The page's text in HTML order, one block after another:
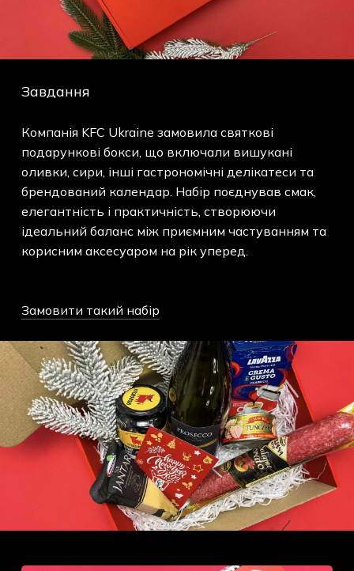
Завдання
Компанія KFC Ukraine замовила святкові
подарункові бокси, що включали вишукані
оливки, сири, інші гастрономічні делікатеси та
брендований календар. Набір поєднував смак,
елегантність і практичність, створюючи
ідеальний баланс між приємним частуванням та
корисним аксесуаром на рік уперед.
Замовити такий набір